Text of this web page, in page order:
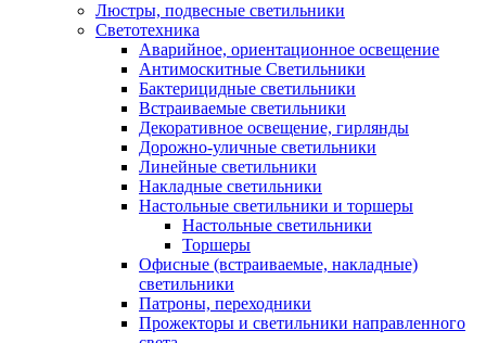
Люстры, подвесные светильники
Светотехника
Аварийное, ориентационное освещение
Антимоскитные Светильники
Бактерицидные светильники
Встраиваемые светильники
Декоративное освещение, гирлянды
Дорожно-уличные светильники
Линейные светильники
Накладные светильники
Настольные светильники и торшеры
Настольные светильники
Торшеры
Офисные (встраиваемые, накладные)
светильники
Патроны, переходники
Прожекторы и светильники направленного